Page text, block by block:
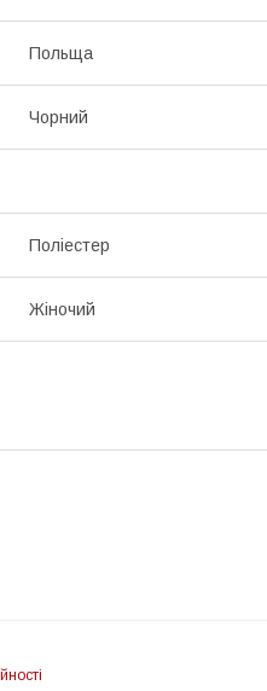
Польща
Чорний
Поліестер
Жіночий